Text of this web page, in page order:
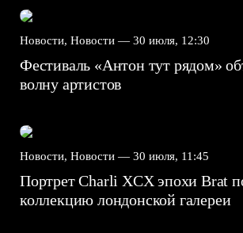
Новости, Новости — 30 июля, 12:30
Фестиваль «Антон тут рядом»
волну артистов
Новости, Новости — 30 июля, 11:45
Портрет Charli XCX эпохи Brat
коллекцию лондонской галереи